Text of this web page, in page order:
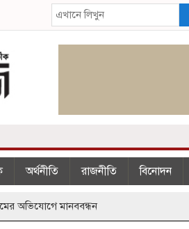
অর্থনীতি রাজনীতি বিনোদন
অভিযোগে মানববন্ধন